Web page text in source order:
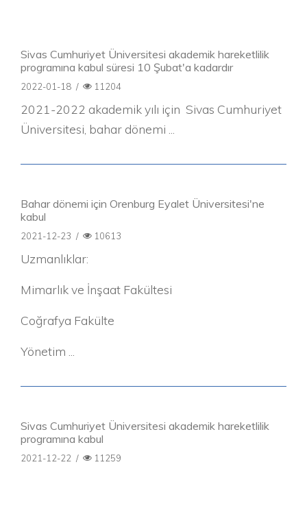
Sivas Cumhuriyet Üniversitesi akademik hareketlilik
programına kabul süresi 10 Şubat'a kadardır
2022-01-18 / 11204
2021-2022 akademik yılı için Sivas Cumhuriyet
Üniversitesi, bahar dönemi ...
Bahar dönemi için Orenburg Eyalet Üniversitesi'ne
kabul
2021-12-23 / 10613
Uzmanlıklar:
Mimarlık ve İnşaat Fakültesi
Coğrafya Fakülte
Yönetim ...
Sivas Cumhuriyet Üniversitesi akademik hareketlilik
programına kabul
2021-12-22 / 11259